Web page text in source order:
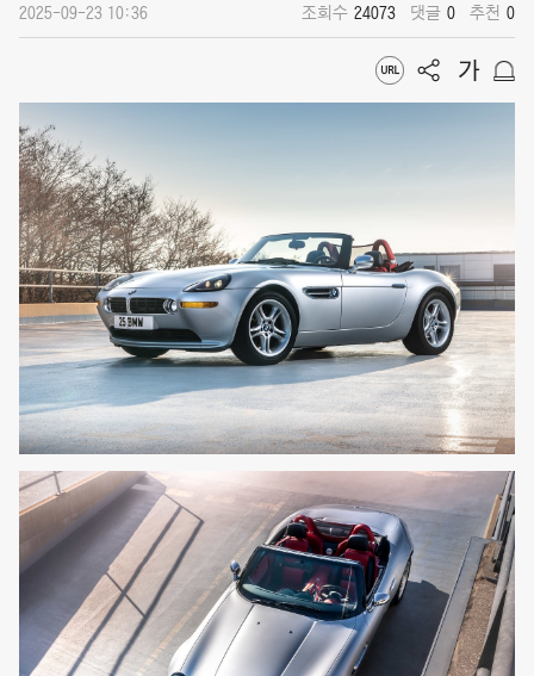
2025-09-23 10:36 조회수 24073 댓글 0 추천 0